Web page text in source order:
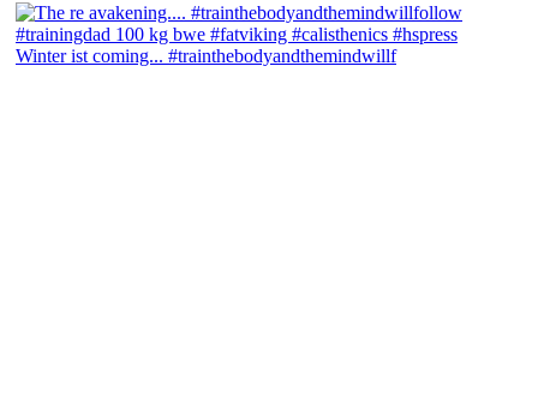
Winter ist coming... #trainthebodyandthemindwillf